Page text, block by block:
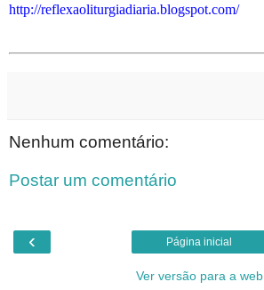
http://reflexaoliturgiadiaria.blogspot.com/
Nenhum comentário:
Postar um comentário
‹ Página inicial
Ver versão para a web